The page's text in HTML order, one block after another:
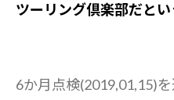
ツーリング倶楽部だとい
6か月点検(2019,01,15)